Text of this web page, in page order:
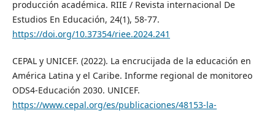
producción académica. RIIE / Revista internacional De
Estudios En Educación, 24(1), 58-77.
https://doi.org/10.37354/riee.2024.241
CEPAL y UNICEF. (2022). La encrucijada de la educación en
América Latina y el Caribe. Informe regional de monitoreo
ODS4-Educación 2030. UNICEF.
https://www.cepal.org/es/publicaciones/48153-la-